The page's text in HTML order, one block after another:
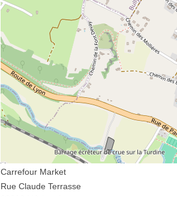
Carrefour Market
Rue Claude Terrasse